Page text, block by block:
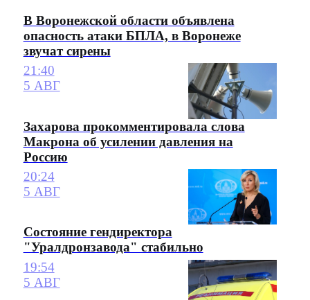
В Воронежской области объявлена
опасность атаки БПЛА, в Воронеже
звучат сирены
21:40
5 АВГ
Захарова прокомментировала слова
Макрона об усилении давления на
Россию
20:24
5 АВГ
Состояние гендиректора
"Уралдронзавода" стабильно
19:54
5 АВГ